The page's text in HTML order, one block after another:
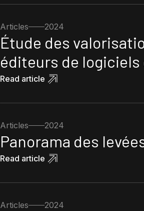
Articles 2024
Étude des
éditeurs de logiciels
Read article
Articles 2024
Panorama des
Read article
Articles 2024